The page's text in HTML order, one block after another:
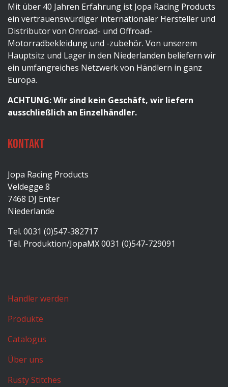
Mit über 40 Jahren Erfahrung ist Jopa Racing Products
ein vertrauenswürdiger internationaler Hersteller und
Distributor von Onroad- und Offroad-
Motorradbekleidung und -zubehör. Von unserem
Hauptsitz und Lager in den Niederlanden beliefern wir
ein umfangreiches Netzwerk von Händlern in ganz
Europa.
ACHTUNG: Wir sind kein Geschäft, wir liefern
ausschließlich an Einzelhändler.
Kontakt
Jopa Racing Products
Veldegge 8
7468 DJ Enter
Niederlande
Tel. 0031 (0)547-382717
Tel. Produktion/JopaMX 0031 (0)547-729091
Handler werden
Produkte
Catalogus
Über uns
Rusty Stitches